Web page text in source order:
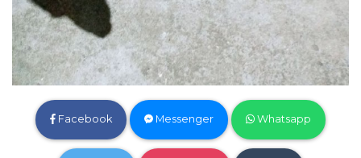
Facebook Messenger Whatsapp